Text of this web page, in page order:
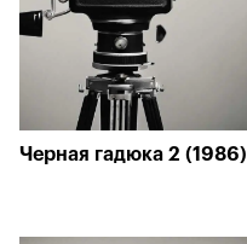
Черная гадюка 2 (1986)